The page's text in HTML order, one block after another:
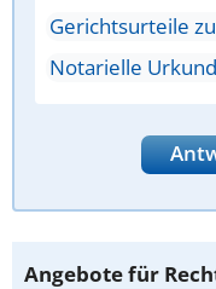
Gerichtsurteile
Notarielle
Angebote für